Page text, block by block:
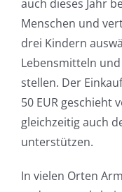
auch dieses Jahr
Menschen und
drei Kindern
Lebensmitteln
stellen. Der
50 EUR geschieht
gleichzeitig auch
unterstützen.
In vielen Orten